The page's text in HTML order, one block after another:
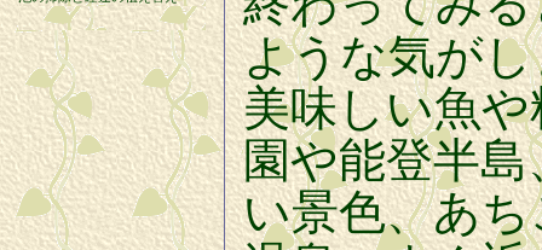
ような気が
美味しい魚
園や能登半
い景色、あ